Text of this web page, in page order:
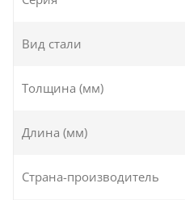
Вид стали
Толщина (мм)
Длина (мм)
Страна-производитель